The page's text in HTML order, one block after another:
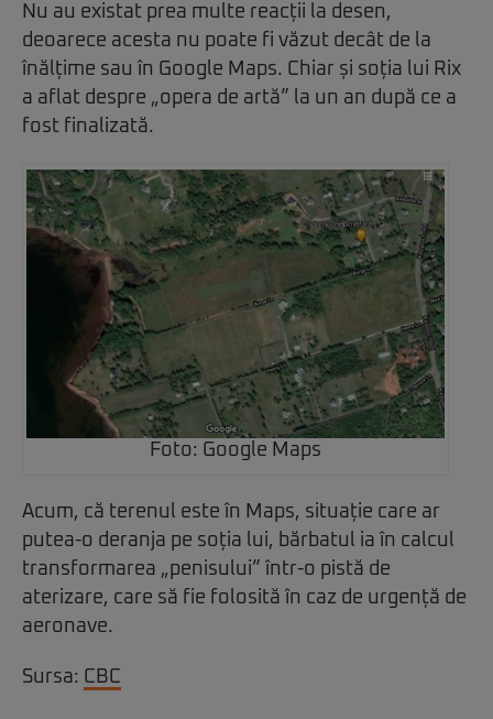
Nu au existat prea multe reacții la desen,
deoarece acesta nu poate fi văzut decât de la
înălțime sau în Google Maps. Chiar și soția lui Rix
a aflat despre „opera de artă” la un an după ce a
fost finalizată.
Foto: Google Maps
Acum, că terenul este în Maps, situație care ar
putea-o deranja pe soția lui, bărbatul ia în calcul
transformarea „penisului” într-o pistă de
aterizare, care să fie folosită în caz de urgență de
aeronave.
Sursa: CBC